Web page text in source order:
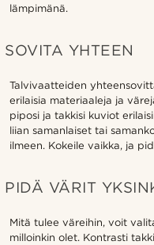
lämpimänä.
SOVITA YHTEEN
Talvivaatteiden
erilaisia materiaaleja ja
piposi ja takkisi kuviot
liian samanlaiset tai
ilmeen. Kokeile vaikka, ja
PIDÄ VÄRIT
Mitä tulee väreihin, voit
milloinkin olet. Kontrasti